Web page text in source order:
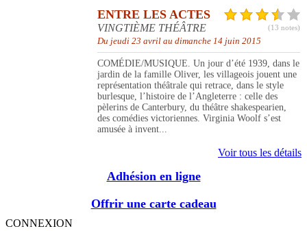
(13 notes)
ENTRE LES ACTES
VINGTIÈME THÉÂTRE
Du jeudi 23 avril au dimanche 14 juin 2015
COMÉDIE/MUSIQUE. Un jour d’été 1939, dans le
jardin de la famille Oliver, les villageois jouent une
représentation théâtrale qui retrace, dans le style
burlesque, l’histoire de l’Angleterre : celle des
pèlerins de Canterbury, du théâtre shakespearien,
des comédies victoriennes. Virginia Woolf s’est
amusée à invent...
Voir tous les détails
Adhésion en ligne
Offrir une carte cadeau
CONNEXION